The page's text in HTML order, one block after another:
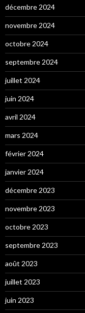
décembre 2024
novembre 2024
octobre 2024
septembre 2024
juillet 2024
juin 2024
avril 2024
mars 2024
février 2024
janvier 2024
décembre 2023
novembre 2023
octobre 2023
septembre 2023
août 2023
juillet 2023
juin 2023